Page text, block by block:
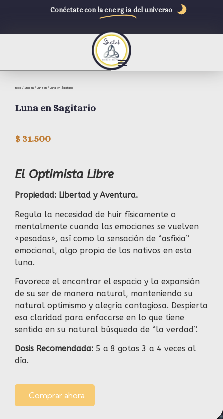
Conéctate con la energía del universo
Inicio / Sheilak / Luna en / Luna en Sagitario
Luna en Sagitario
$ 31.500
El Optimista Libre
Propiedad: Libertad y Aventura.
Regula la necesidad de huir físicamente o
mentalmente cuando las emociones se vuelven
«pesadas», así como la sensación de “asfixia”
emocional, algo propio de los nativos en esta
luna.
Favorece el encontrar el espacio y la expansión
de su ser de manera natural, manteniendo su
natural optimismo y alegría contagiosa. Despierta
esa claridad para enfocarse en lo que tiene
sentido en su natural búsqueda de “la verdad”.
Dosis Recomendada: 5 a 8 gotas 3 a 4 veces al
día.
Comprar ahora